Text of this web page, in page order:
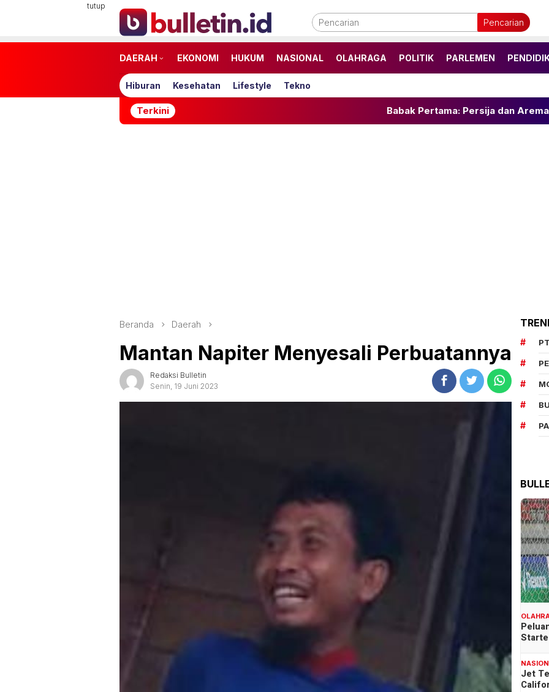
tutup
Pencarian
DAERAH EKONOMI HUKUM NASIONAL OLAHRAGA POLITIK PARLEMEN
Hiburan Kesehatan Lifestyle Tekno
Terkini Babak Pertama: Persija dan Arema FC Imbang 1-1
Beranda Daerah
Mantan Napiter Menyesali Perbuatannya
Redaksi Bulletin
Senin, 19 Juni 2023
Jet